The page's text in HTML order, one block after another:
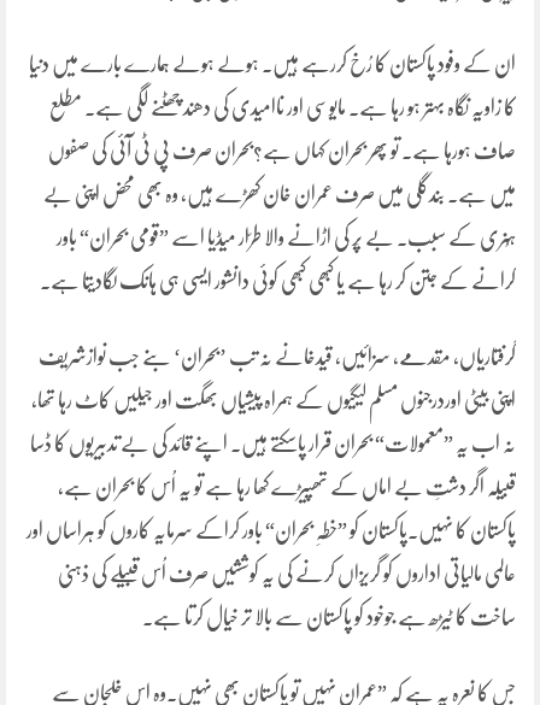
ان کے وفود پاکستان کا رُخ کررہے ہیں۔ ہولے ہولے ہمارے بارے میں دنیا
کا زاویہ نگاہ بہتر ہو رہا ہے۔ مایوسی اور ناامیدی کی دھند چھٹنے لگی ہے۔ مطلع
صاف ہورہا ہے۔ تو پھر بحران کہاں ہے؟بحران صرف پی ٹی آئی کی صفوں
میں ہے۔ بندگلی میں صرف عمران خان کھڑے ہیں، وہ بھی محض اپنی بے
ہُنری کے سبب۔ بے پَر کی اڑانے والا طرّار میڈیا اسے ”قومی بحران“ باور
کرانے کے جتن کر رہا ہے یا کبھی کبھی کوئی دانشور ایسی ہی ہانک لگادیتا ہے۔
گرفتاریاں، مقدمے، سزائیں، قیدخانے نہ تب ’بحران‘ بنے جب نوازشریف
اپنی بیٹی اوردرجنوں مسلم لیگیوں کے ہمراہ پیشیاں بھگت اور جیلیں کاٹ رہا تھا،
نہ اب یہ ”معمولات“ بحران قرار پاسکتے ہیں۔ اپنے قائد کی بے تدبیریوں کا ڈسا
قبیلہ اگر دشتِ بے اماں کے تھپیڑے کھا رہا ہے تو یہ اُس کا بحران ہے،
پاکستان کا نہیں۔پاکستان کو ”خطّہِ بحران“ باور کراکے سرمایہ کاروں کو ہراساں اور
عالمی مالیاتی اداروں کو گریزاں کرنے کی یہ کوششیں صرف اُس قبیلے کی ذہنی
ساخت کا ٹیڑھ ہے جوخود کو پاکستان سے بالا تر خیال کرتا ہے۔
جس کا نعرہ یہ ہے کہ ”عمران نہیں تو پاکستان بھی نہیں۔وہ اس خلجان سے